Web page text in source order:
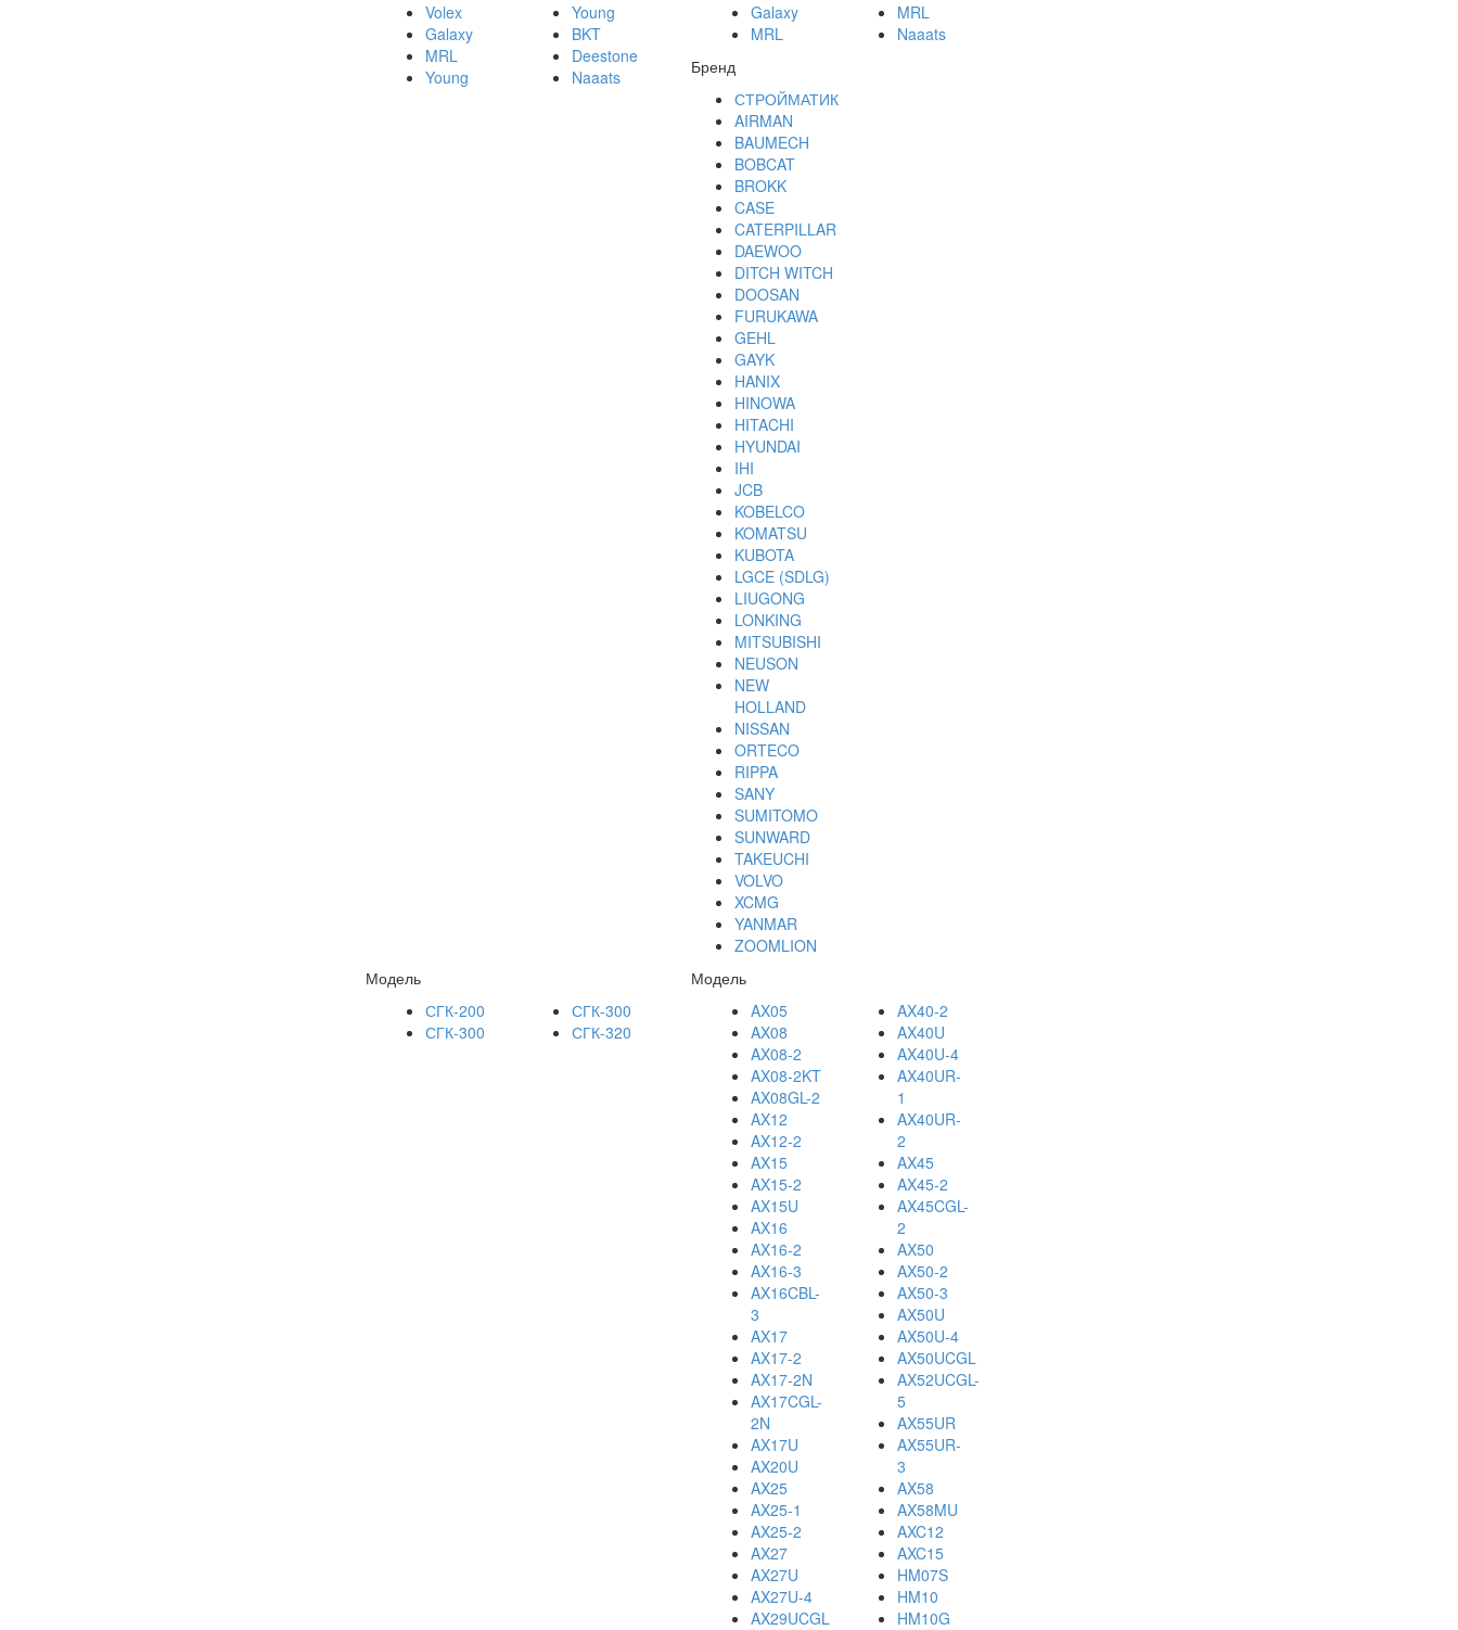
Volex
Galaxy
MRL
Young
Young
BKT
Deestone
Naaats
Galaxy
MRL
MRL
Naaats
Бренд
СТРОЙМАТИК
AIRMAN
BAUMECH
BOBCAT
BROKK
CASE
CATERPILLAR
DAEWOO
DITCH WITCH
DOOSAN
FURUKAWA
GEHL
GAYK
HANIX
HINOWA
HITACHI
HYUNDAI
IHI
JCB
KOBELCO
KOMATSU
KUBOTA
LGCE (SDLG)
LIUGONG
LONKING
MITSUBISHI
NEUSON
NEW
HOLLAND
NISSAN
ORTECO
RIPPA
SANY
SUMITOMO
SUNWARD
TAKEUCHI
VOLVO
XCMG
YANMAR
ZOOMLION
Модель
СГК-200
СГК-300
СГК-300
СГК-320
Модель
AX05
AX08
AX08-2
AX08-2KT
AX08GL-2
AX12
AX12-2
AX15
AX15-2
AX15U
AX16
AX16-2
AX16-3
AX16CBL-
3
AX17
AX17-2
AX17-2N
AX17CGL-
2N
AX17U
AX20U
AX25
AX25-1
AX25-2
AX27
AX27U
AX27U-4
AX29UCGL
AX40-2
AX40U
AX40U-4
AX40UR-
1
AX40UR-
2
AX45
AX45-2
AX45CGL-
2
AX50
AX50-2
AX50-3
AX50U
AX50U-4
AX50UCGL
AX52UCGL-
5
AX55UR
AX55UR-
3
AX58
AX58MU
AXC12
AXC15
HM07S
HM10
HM10G